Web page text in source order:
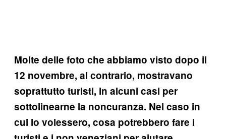
Molte delle foto che abbiamo visto dopo il
12 novembre, al contrario, mostravano
soprattutto turisti, in alcuni casi per
sottolinearne la noncuranza. Nel caso in
cui lo volessero, cosa potrebbero fare i